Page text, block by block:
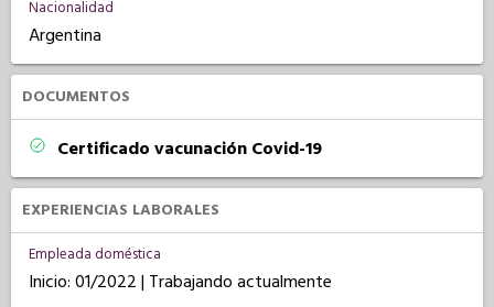
Nacionalidad
Argentina
DOCUMENTOS
Certificado vacunación Covid-19
EXPERIENCIAS LABORALES
Empleada doméstica
Inicio: 01/2022 | Trabajando actualmente